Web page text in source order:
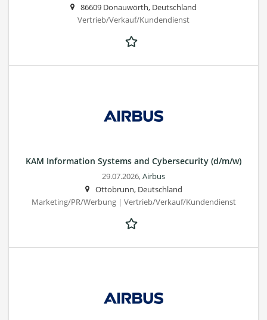
86609 Donauwörth, Deutschland
Vertrieb/Verkauf/Kundendienst
KAM Information Systems and Cybersecurity (d/m/w)
29.07.2026,Airbus
Ottobrunn, Deutschland
Marketing/PR/Werbung | Vertrieb/Verkauf/Kundendienst